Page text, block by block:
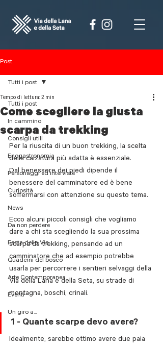
Post
Tutti i post
In cammino
Consigli utili
Enogastronomia
Personaggi ed interviste
Curiosità
News
Da non perdere
Festa della Via
Quaderni del bosco
Arte Contemporanea
Eventi
Un giro a...
Tutti i post
Come scegliere la giusta
scarpa da trekking
Tempo di lettura: 2 min
Per la riuscita di un buon trekking, la scelta
della calzatura più adatta è essenziale.
Dal benessere dei piedi dipende il
benessere del camminatore ed è bene
soffermarsi con attenzione su questo tema.
Ecco alcuni piccoli consigli che vogliamo
dare a chi sta scegliendo la sua prossima
scarpa da trekking, pensando ad un
camminatore che ad esempio potrebbe
usarla per percorrere i sentieri selvaggi della
Via della Lana e della Seta, su strade di
montagna, boschi, crinali.
1 - Quante scarpe devo avere?
Idealmente, sarebbe ottimo avere due paia